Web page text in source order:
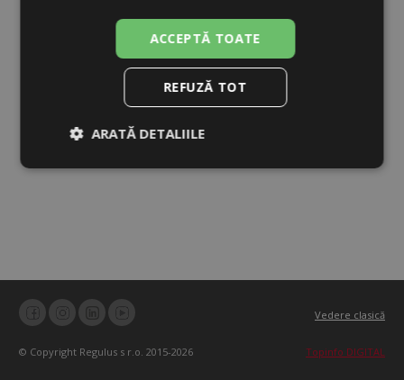
Vedere clasică
© Copyright Regulus s r.o. 2015-2026 Topinfo DIGITAL
ACCEPTĂ TOATE
REFUZĂ TOT
ARATĂ DETALIILE
Strict
De
De